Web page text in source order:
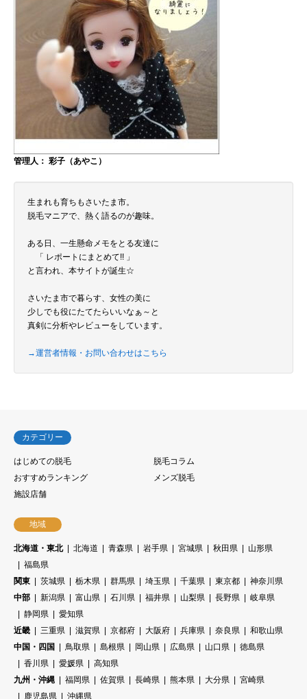
管理人： 彩子（あやこ）
生まれも育ちもさいたま市。
脱毛マニアで、熱く語るのが趣味。
ある日、一生懸命メモをとる友達に
「 レポートにまとめて!! 」
と言われ、本サイトが誕生☆
さいたま市で暮らす、女性の美に
少しでも役にたてたらいいなぁ～と
真剣に分析やレビューをしています。
→運営者情報・お問い合わせはこちら
カテゴリー
はじめての脱毛
脱毛コラム
おすすめランキング
メンズ脱毛
施設店舗
地域
北海道・東北 北海道 青森県 岩手県 宮城県 秋田県
山形県
福島県
関東
茨城県 栃木県 群馬県 埼玉県 千葉県 東京都
神奈川県
中部
新潟県 富山県 石川県 福井県 山梨県 長野県
岐阜県
静岡県
愛知県
近畿
三重県 滋賀県 京都府 大阪府 兵庫県 奈良県
和歌山県
中国・四国
鳥取県 島根県 岡山県 広島県 山口県
徳島県
香川県
愛媛県
高知県
九州・沖縄
福岡県 佐賀県 長崎県 熊本県 大分県
宮崎県
鹿児島県
沖縄県